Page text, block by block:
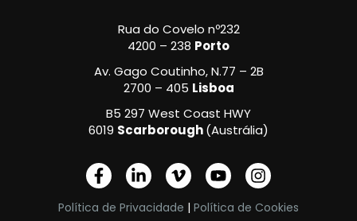
Rua do Covelo nº232
4200 – 238 Porto
Av. Gago Coutinho, N.77 – 2B
2700 – 405 Lisboa
B5 297 West Coast HWY
6019 Scarborough(Austrália)
F
a
c
L
i
n
V
i
m
Y
o
u
I
n
s
Política de Privacidade | Política de Cookies